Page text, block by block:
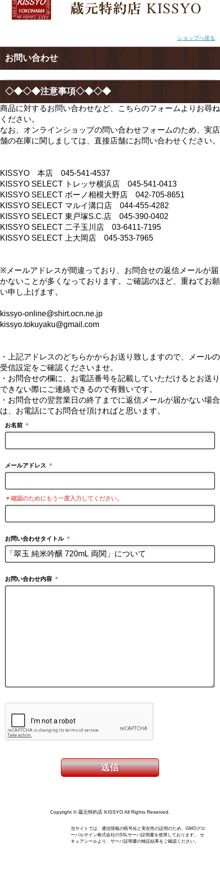
ショップへ戻る
お問い合わせ
◇◆◇◆注意事項◇◆◇◆
商品に対するお問い合わせなど、こちらのフォームよりお尋ね
ください。
なお、オンラインショップの問い合わせフォームのため、実店
舗の在庫に関しましては、直接店舗にお問い合わせください。
KISSYO 本店 045-541-4537
KISSYO SELECT トレッサ横浜店 045-541-0413
KISSYO SELECT ボーノ相模大野店 042-705-8651
KISSYO SELECT マルイ溝口店 044-455-4282
KISSYO SELECT 東戸塚S.C.店 045-390-0402
KISSYO SELECT 二子玉川店 03-6411-7195
KISSYO SELECT 上大岡店 045-353-7965
※メールアドレスが間違っており、お問合せの返信メールが届
かないことが多くなっております。ご確認のほど、重ねてお願
い申し上げます。
kissyo-online@shirt.ocn.ne.jp
kissyo.tokuyaku@gmail.com
・上記アドレスのどちらかからお送り致しますので、メールの
受信設定をご確認くださいませ。
・お問合せの欄に、お電話番号を記載していただけるとお送り
できない際にご連絡できるので有難いです。
・お問合せの翌営業日の終了までに返信メールが届かない場合
は、お電話にてお問合せ頂ければと思います。
お名前 ＊
メールアドレス ＊
▼確認のためにもう一度入力してください。
お問い合わせタイトル ＊
お問い合わせ内容 ＊
Copyright © 蔵元特約店 KISSYO All Rights Reserved.
当サイトでは、通信情報の暗号化と実在性の証明のため、GMOグロ
ーバルサイン株式会社のSSLサーバ証明書を使用しております。 セ
キュアシールより、サーバ証明書の検証結果をご確認ください。